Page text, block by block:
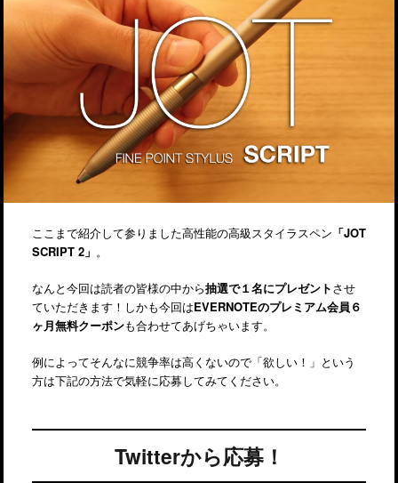
ここまで紹介して参りました高性能の高級スタイラスペン 「JOT
SCRIPT 2」 。
なんと今回は読者の皆様の中から抽選で１名にプレゼントさせ
ていただきます！しかも今回はEVERNOTEのプレミアム会員６
ヶ月無料クーポンも合わせてあげちゃいます。
例によってそんなに競争率は高くないので「欲しい！」という
方は下記の方法で気軽に応募してみてください。
Twitterから応募！